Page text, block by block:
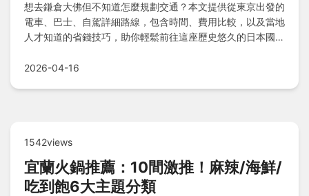
想去鎌倉大佛但不知道怎麼規劃交通？本文提供從東京出發的
電車、巴士、自駕詳細路線，包含時間、費用比較，以及當地
人才知道的省錢技巧，助你輕鬆前往這座歷史悠久的日本國
2026-04-16
1542views
宜蘭火鍋推薦：10間激推！麻辣/海鮮/
吃到飽6大主題分類